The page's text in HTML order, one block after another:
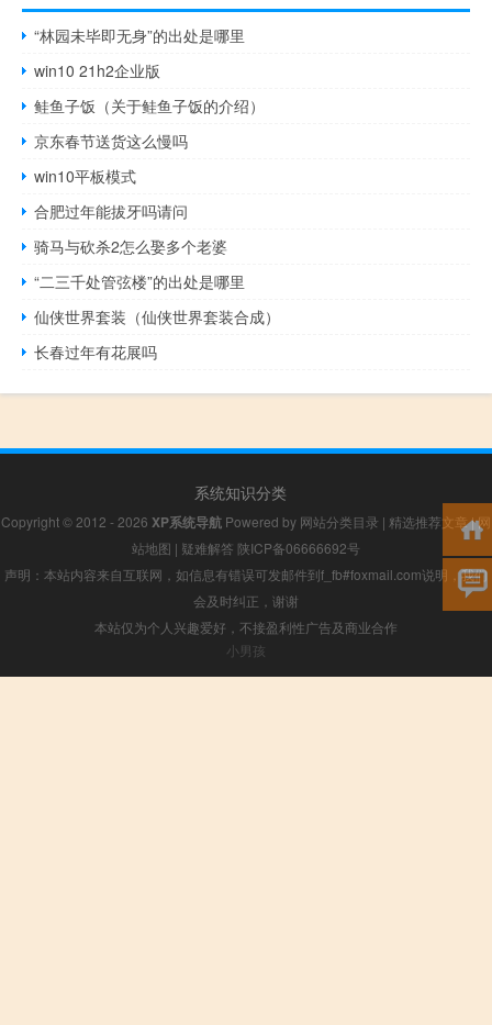
“林园未毕即无身”的出处是哪里
win10 21h2企业版
鲑鱼子饭（关于鲑鱼子饭的介绍）
京东春节送货这么慢吗
win10平板模式
合肥过年能拔牙吗请问
骑马与砍杀2怎么娶多个老婆
“二三千处管弦楼”的出处是哪里
仙侠世界套装（仙侠世界套装合成）
长春过年有花展吗
系统知识分类
Copyright © 2012 - 2026 XP系统导航 Powered by 网站分类目录 | 精选推荐文章|网
站地图 | 疑难解答 陕ICP备06666692号
声明：本站内容来自互联网，如信息有错误可发邮件到f_fb#foxmail.com说明，我们
会及时纠正，谢谢
本站仅为个人兴趣爱好，不接盈利性广告及商业合作
小男孩